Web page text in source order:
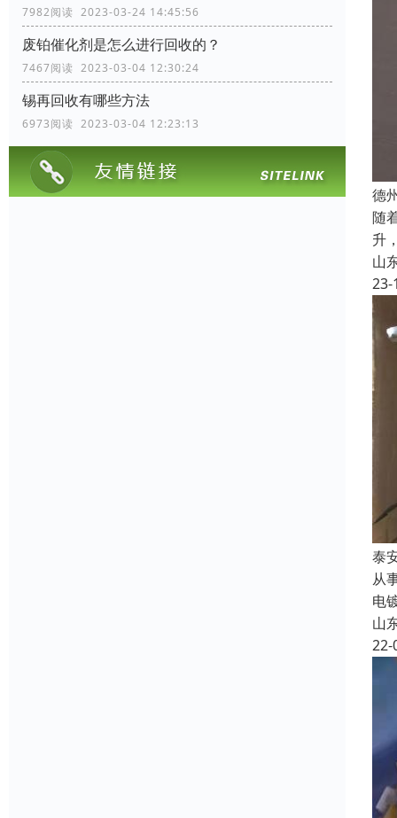
7982阅读 2023-03-24 14:45:56
废铂催化剂是怎么进行回收的？
7467阅读 2023-03-04 12:30:24
锡再回收有哪些方法
6973阅读 2023-03-04 12:23:13
德
随
升
山
23-
泰
从
电
山
22-